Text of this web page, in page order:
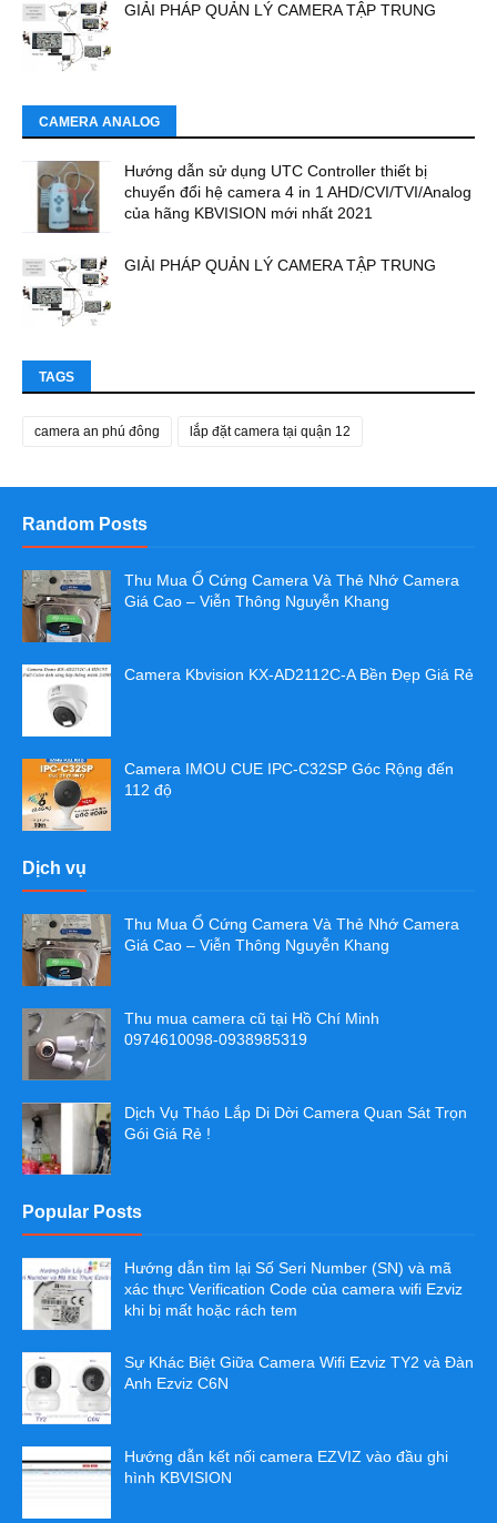
GIẢI PHÁP QUẢN LÝ CAMERA TẬP TRUNG
CAMERA ANALOG
Hướng dẫn sử dụng UTC Controller thiết bị
chuyển đổi hệ camera 4 in 1 AHD/CVI/TVI/Analog
của hãng KBVISION mới nhất 2021
GIẢI PHÁP QUẢN LÝ CAMERA TẬP TRUNG
TAGS
camera an phú đông lắp đặt camera tại quận 12
Random Posts
Thu Mua Ổ Cứng Camera Và Thẻ Nhớ Camera
Giá Cao – Viễn Thông Nguyễn Khang
Camera Kbvision KX-AD2112C-A Bền Đẹp Giá Rẻ
Camera IMOU CUE IPC-C32SP Góc Rộng đến
112 độ
Dịch vụ
Thu Mua Ổ Cứng Camera Và Thẻ Nhớ Camera
Giá Cao – Viễn Thông Nguyễn Khang
Thu mua camera cũ tại Hồ Chí Minh
0974610098-0938985319
Dịch Vụ Tháo Lắp Di Dời Camera Quan Sát Trọn
Gói Giá Rẻ !
Popular Posts
Hướng dẫn tìm lại Số Seri Number (SN) và mã
xác thực Verification Code của camera wifi Ezviz
khi bị mất hoặc rách tem
Sự Khác Biệt Giữa Camera Wifi Ezviz TY2 và Đàn
Anh Ezviz C6N
Hướng dẫn kết nối camera EZVIZ vào đầu ghi
hình KBVISION